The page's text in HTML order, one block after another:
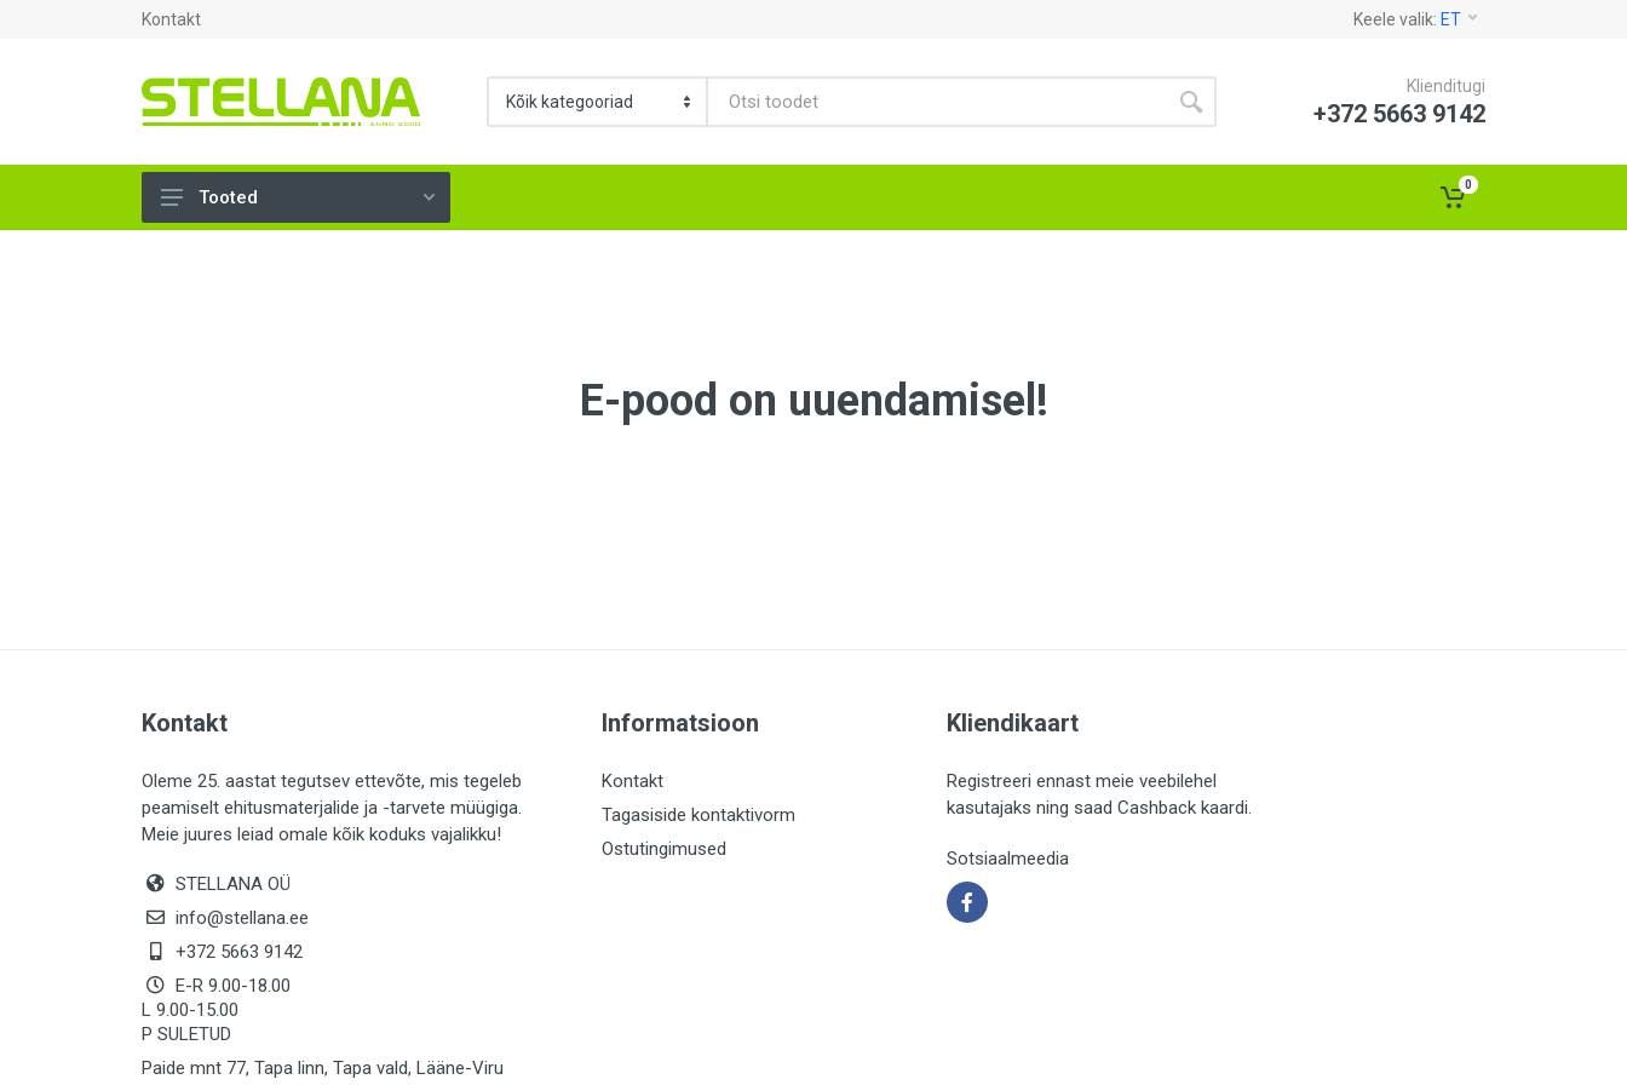
Kontakt Keele valik: ET
Klienditugi
+372 5663 9142
LIISTUD (183)
KIVID (31)
KATTED (132)
MAALRITARBED (1024)
SOOJUSTUS (16)
KEEMIA (220)
TÖÖRIIDED (117)
SAUN (8)
Tooted
0
E-pood on uuendamisel!
Kontakt
Oleme 25. aastat tegutsev ettevõte, mis tegeleb
peamiselt ehitusmaterjalide ja -tarvete müügiga.
Meie juures leiad omale kõik koduks vajalikku!
STELLANA OÜ
info@stellana.ee
+372 5663 9142
E-R 9.00-18.00
L 9.00-15.00
P SULETUD
Paide mnt 77, Tapa linn, Tapa vald, Lääne-Viru
Informatsioon
Kontakt
Tagasiside kontaktivorm
Ostutingimused
Kliendikaart
Registreeri ennast meie veebilehel
kasutajaks ning saad Cashback kaardi.
Sotsiaalmeedia